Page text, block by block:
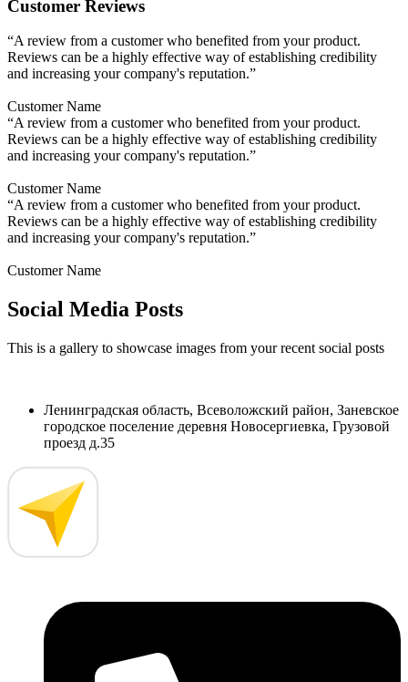
Customer Reviews
“A review from a customer who benefited from your product.
Reviews can be a highly effective way of establishing credibility
and increasing your company's reputation.”
Customer Name
“A review from a customer who benefited from your product.
Reviews can be a highly effective way of establishing credibility
and increasing your company's reputation.”
Customer Name
“A review from a customer who benefited from your product.
Reviews can be a highly effective way of establishing credibility
and increasing your company's reputation.”
Customer Name
Social Media Posts
This is a gallery to showcase images from your recent social posts
Ленинградская область, Всеволожский район, Заневское
городское поселение деревня Новосергиевка, Грузовой
проезд д.35